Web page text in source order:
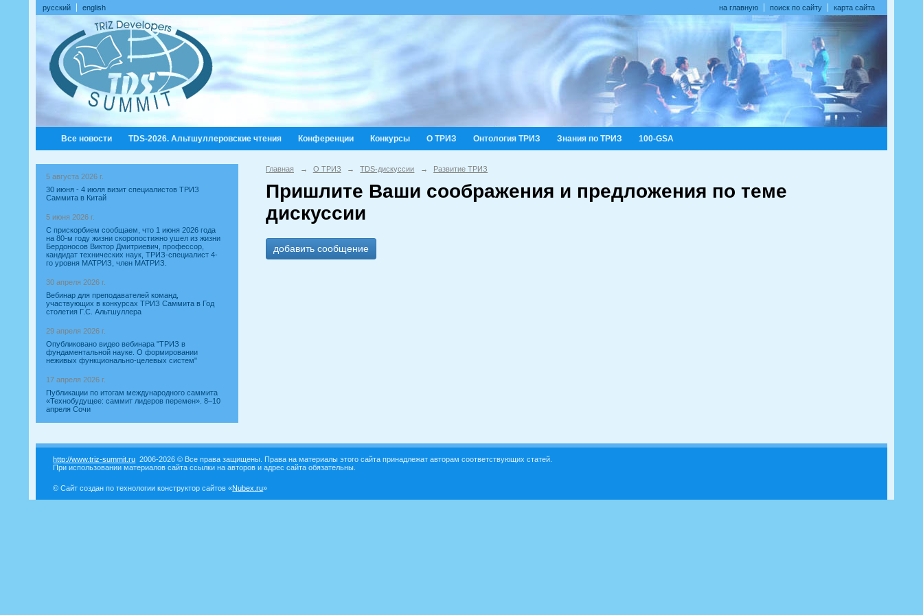
русский english на главную поиск по сайту карта сайта
Все новости TDS-2026. Альтшуллеровские чтения Конференции Конкурсы О ТРИЗ Онтология ТРИЗ Знания по ТРИЗ 100-GSA
5 августа 2026 г.
30 июня - 4 июля визит специалистов ТРИЗ
Саммита в Китай
5 июня 2026 г.
С прискорбием сообщаем, что 1 июня 2026 года
на 80-м году жизни скоропостижно ушел из жизни
Бердоносов Виктор Дмитриевич, профессор,
кандидат технических наук, ТРИЗ-специалист 4-
го уровня МАТРИЗ, член МАТРИЗ.
30 апреля 2026 г.
Вебинар для преподавателей команд,
участвующих в конкурсах ТРИЗ Саммита в Год
столетия Г.С. Альтшуллера
29 апреля 2026 г.
Опубликовано видео вебинара "ТРИЗ в
фундаментальной науке. О формировании
неживых функционально-целевых систем"
17 апреля 2026 г.
Публикации по итогам международного саммита
«Технобудущее: саммит лидеров перемен». 8–10
апреля Сочи
Главная → О ТРИЗ → TDS-дискуссии → Развитие ТРИЗ
Пришлите Ваши соображения и предложения по теме
дискуссии
добавить сообщение
http://www.triz-summit.ru 2006-2026 © Все права защищены. Права на материалы этого сайта принадлежат авторам соответствующих статей.
При использовании материалов сайта ссылки на авторов и адрес сайта обязательны.
© Сайт создан по технологии конструктор сайтов «Nubex.ru»